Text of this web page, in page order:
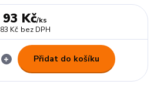
93 Kč/ks
83 Kč bez DPH
Přidat do košíku